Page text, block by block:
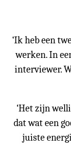
‘Ik heb een
werken. In
interviewer.
‘Het zijn
dat wat een
juiste